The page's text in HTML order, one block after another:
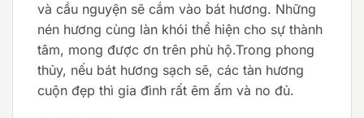
và cầu nguyện sẽ cắm vào bát hương. Những
nén hương cùng làn khói thể hiện cho sự thành
tâm, mong được ơn trên phù hộ.Trong phong
thủy, nếu bát hương sạch sẽ, các tàn hương
cuộn đẹp thì gia đình rất êm ấm và no đủ.